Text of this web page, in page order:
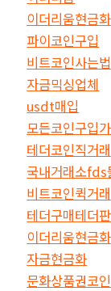
이더리움현금화
파이코인구입
비트코인사는법
자금믹싱업체
usdt매입
모든코인구입
테더코인직거래
국내거래소fds
비트코인퀵거래
테더구매테더
이더리움현금화
자금현금화
문화상품권코